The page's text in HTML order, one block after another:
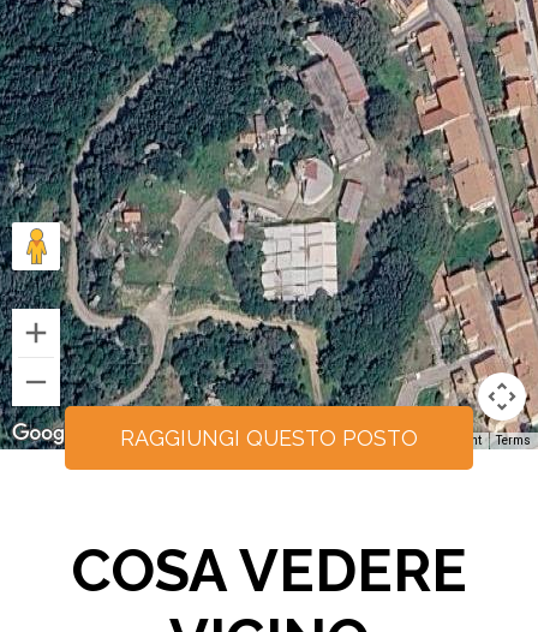
Keyboard shortcuts Image may be subject to copyright Terms
RAGGIUNGI QUESTO POSTO
COSA VEDERE